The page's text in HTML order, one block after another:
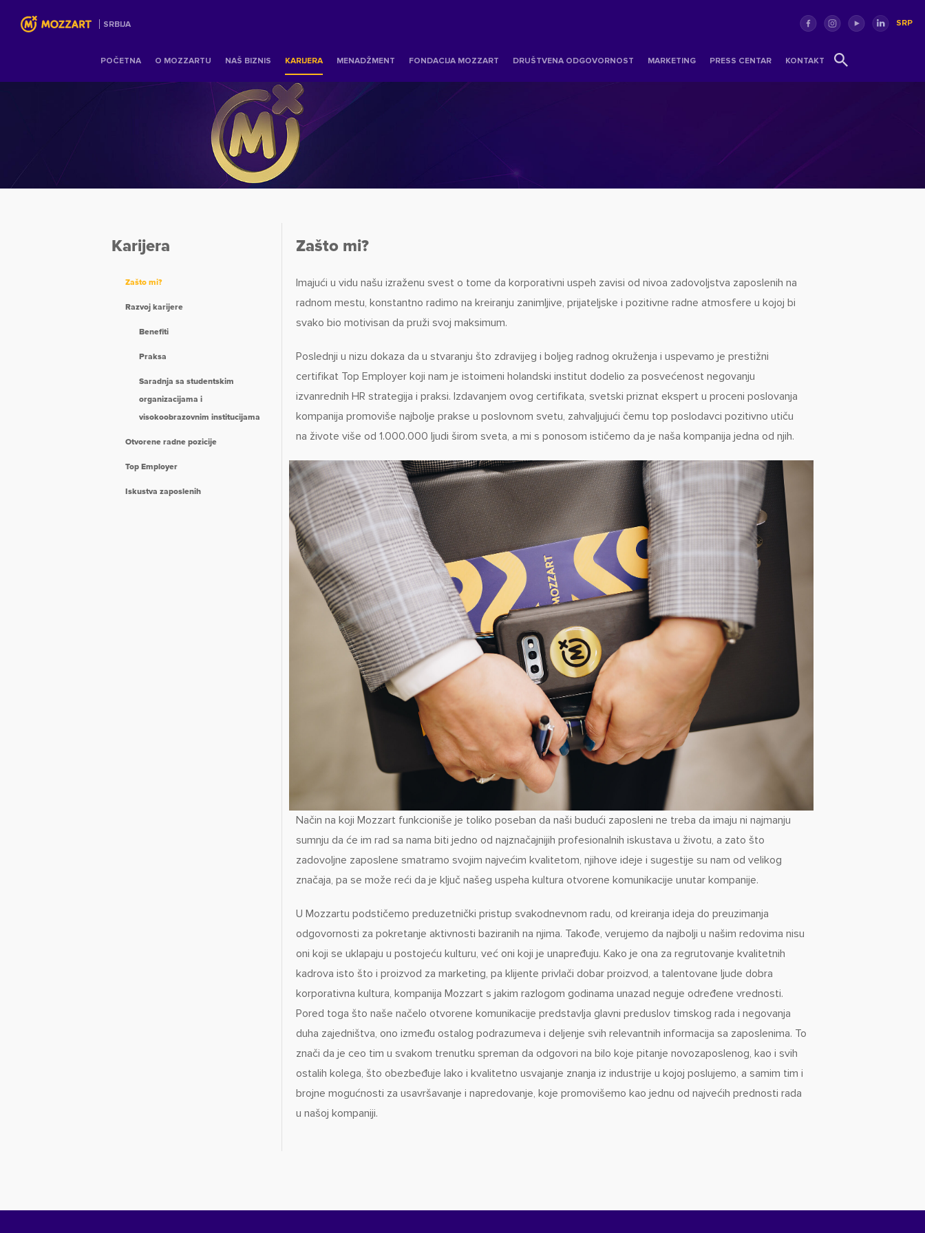
SRBIJA SRP
POČETNA O MOZZARTU NAŠ BIZNIS KARIJERA MENADŽMENT FONDACIJA MOZZART DRUŠTVENA ODGOVORNOST MARKETING PRESS CENTAR KONTAKT
Karijera
Zašto mi?
Razvoj karijere
Benefiti
Praksa
Saradnja sa studentskim
organizacijama i
visokoobrazovnim institucijama
Otvorene radne pozicije
Top Employer
Iskustva zaposlenih
Zašto mi?
Imajući u vidu našu izraženu svest o tome da korporativni uspeh zavisi od nivoa zadovoljstva zaposlenih na
radnom mestu, konstantno radimo na kreiranju zanimljive, prijateljske i pozitivne radne atmosfere u kojoj bi
svako bio motivisan da pruži svoj maksimum.
Poslednji u nizu dokaza da u stvaranju što zdravijeg i boljeg radnog okruženja i uspevamo je prestižni
certifikat Top Employer koji nam je istoimeni holandski institut dodelio za posvećenost negovanju
izvanrednih HR strategija i praksi. Izdavanjem ovog certifikata, svetski priznat ekspert u proceni poslovanja
kompanija promoviše najbolje prakse u poslovnom svetu, zahvaljujući čemu top poslodavci pozitivno utiču
na živote više od 1.000.000 ljudi širom sveta, a mi s ponosom ističemo da je naša kompanija jedna od njih.
Način na koji Mozzart funkcioniše je toliko poseban da naši budući zaposleni ne treba da imaju ni najmanju
sumnju da će im rad sa nama biti jedno od najznačajnijih profesionalnih iskustava u životu, a zato što
zadovoljne zaposlene smatramo svojim najvećim kvalitetom, njihove ideje i sugestije su nam od velikog
značaja, pa se može reći da je ključ našeg uspeha kultura otvorene komunikacije unutar kompanije.
U Mozzartu podstičemo preduzetnički pristup svakodnevnom radu, od kreiranja ideja do preuzimanja
odgovornosti za pokretanje aktivnosti baziranih na njima. Takođe, verujemo da najbolji u našim redovima nisu
oni koji se uklapaju u postojeću kulturu, već oni koji je unapređuju. Kako je ona za regrutovanje kvalitetnih
kadrova isto što i proizvod za marketing, pa klijente privlači dobar proizvod, a talentovane ljude dobra
korporativna kultura, kompanija Mozzart s jakim razlogom godinama unazad neguje određene vrednosti.
Pored toga što naše načelo otvorene komunikacije predstavlja glavni preduslov timskog rada i negovanja
duha zajedništva, ono između ostalog podrazumeva i deljenje svih relevantnih informacija sa zaposlenima. To
znači da je ceo tim u svakom trenutku spreman da odgovori na bilo koje pitanje novozaposlenog, kao i svih
ostalih kolega, što obezbeđuje lako i kvalitetno usvajanje znanja iz industrije u kojoj poslujemo, a samim tim i
brojne mogućnosti za usavršavanje i napredovanje, koje promovišemo kao jednu od najvećih prednosti rada
u našoj kompaniji.